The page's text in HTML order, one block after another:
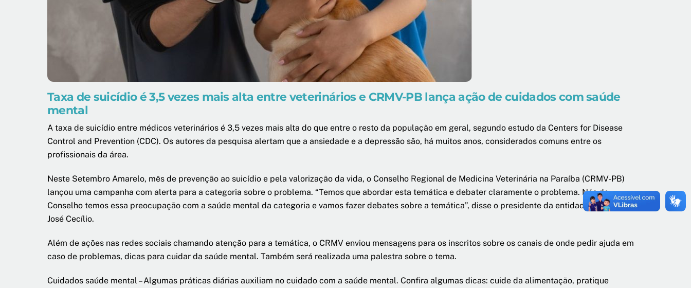
Taxa de suicídio é 3,5 vezes mais alta entre veterinários e CRMV-PB lança ação de cuidados com saúde
mental
A taxa de suicídio entre médicos veterinários é 3,5 vezes mais alta do que entre o resto da população em geral, segundo estudo da Centers for Disease
Control and Prevention (CDC). Os autores da pesquisa alertam que a ansiedade e a depressão são, há muitos anos, considerados comuns entre os
profissionais da área.
Neste Setembro Amarelo, mês de prevenção ao suicídio e pela valorização da vida, o Conselho Regional de Medicina Veterinária na Paraíba (CRMV-PB)
lançou uma campanha com alerta para a categoria sobre o problema. “Temos que abordar esta temática e debater claramente o problema. Nós do
Conselho temos essa preocupação com a saúde mental da categoria e vamos fazer debates sobre a temática”, disse o presidente da entidade de classe
José Cecílio.
Além de ações nas redes sociais chamando atenção para a temática, o CRMV enviou mensagens para os inscritos sobre os canais de onde pedir ajuda em
caso de problemas, dicas para cuidar da saúde mental. Também será realizada uma palestra sobre o tema.
Cuidados saúde mental – Algumas práticas diárias auxiliam no cuidado com a saúde mental. Confira algumas dicas: cuide da alimentação, pratique